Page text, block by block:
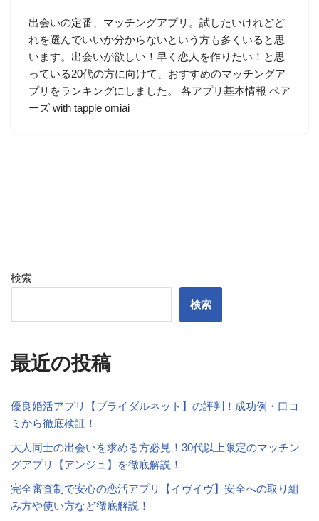
出会いの定番、マッチングアプリ。試したいけれどど
れを選んでいいか分からないという方も多くいると思
います。出会いが欲しい！早く恋人を作りたい！と思
っている20代の方に向けて、おすすめのマッチングア
プリをランキングにしました。 各アプリ基本情報 ペア
ーズ with tapple omiai
検索
検索
最近の投稿
優良婚活アプリ【ブライダルネット】の評判！成功例・口コ
ミから徹底検証！
大人同士の出会いを求める方必見！30代以上限定のマッチン
グアプリ【アンジュ】を徹底解説！
完全審査制で安心の恋活アプリ【イヴイヴ】安全への取り組
み方や使い方など徹底解説！